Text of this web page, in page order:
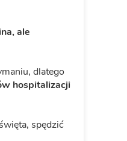
ale
dlatego
hospitalizacji
spędzić